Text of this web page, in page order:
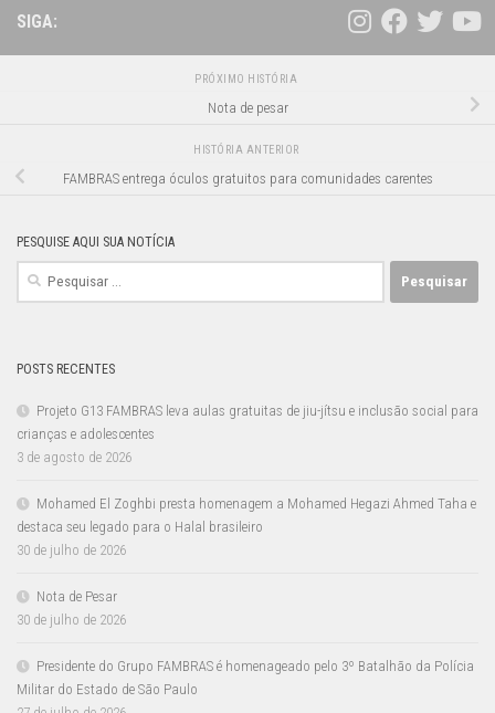
SIGA:
PRÓXIMO HISTÓRIA
Nota de pesar
HISTÓRIA ANTERIOR
FAMBRAS entrega óculos gratuitos para comunidades carentes
PESQUISE AQUI SUA NOTÍCIA
Pesquisar
POSTS RECENTES
Projeto G13 FAMBRAS leva aulas gratuitas de jiu-jítsu e inclusão social para
crianças e adolescentes
3 de agosto de 2026
Mohamed El Zoghbi presta homenagem a Mohamed Hegazi Ahmed Taha e
destaca seu legado para o Halal brasileiro
30 de julho de 2026
Nota de Pesar
30 de julho de 2026
Presidente do Grupo FAMBRAS é homenageado pelo 3º Batalhão da Polícia
Militar do Estado de São Paulo